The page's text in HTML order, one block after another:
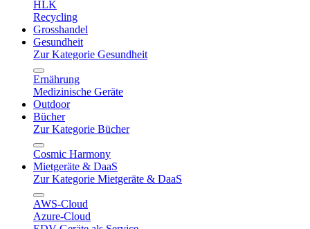
HLK
Recycling
Grosshandel
Gesundheit
Zur Kategorie Gesundheit
Ernährung
Medizinische Geräte
Outdoor
Bücher
Zur Kategorie Bücher
Cosmic Harmony
Mietgeräte & DaaS
Zur Kategorie Mietgeräte & DaaS
AWS-Cloud
Azure-Cloud